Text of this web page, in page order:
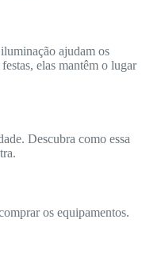
ajudam os
elas mantêm o lugar
Descubra como essa
os equipamentos.